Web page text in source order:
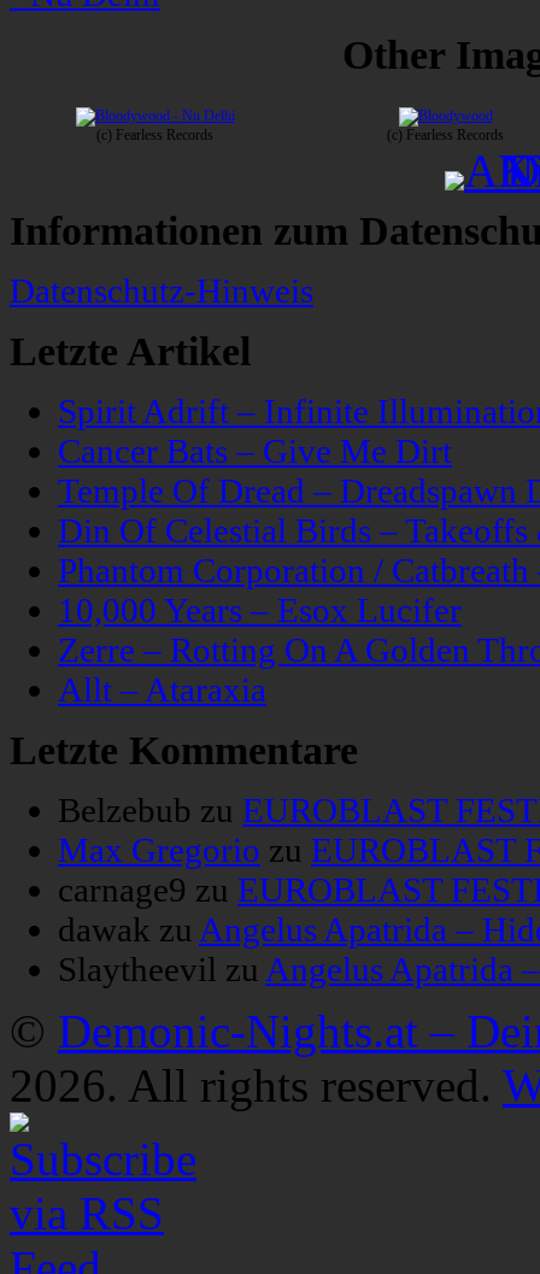
Other
(c) Fearless Records (c) Fearless Records
Informationen zum
Datenschutz-Hinweis
Letzte Artikel
Spirit Adrift – Infinite
Cancer Bats – Give Me Dirt
Temple Of Dread – Dreadspawn
Din Of Celestial Birds –
Phantom Corporation /
10,000 Years – Esox Lucifer
Zerre – Rotting On A Golden
Allt – Ataraxia
Letzte Kommentare
Belzebub zu EUROBLAST
Max Gregorio zu EUROBLAST
carnage9 zu EUROBLAST
dawak zuAngelus Apatrida –
Slaytheevil zuAngelus Apatrida
© Demonic-Nights.at –
2026. All rights reserved.